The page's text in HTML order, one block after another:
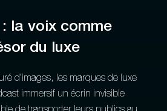
la voix comme
du luxe
d’images, les marques de luxe
immersif un écrin invisible